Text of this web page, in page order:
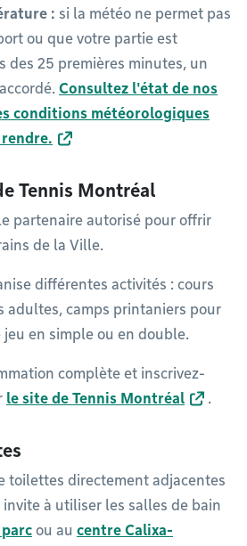
: si la météo ne permet pas
ou que votre partie est
des 25 premières minutes, un
Consultez l'état de nos
conditions météorologiques
Tennis Montréal
partenaire autorisé pour offrir
de la Ville.
différentes activités : cours
adultes, camps printaniers pour
en simple ou en double.
complète et inscrivez-
le site de Tennis Montréal .
toilettes directement adjacentes
à utiliser les salles de bain
ou au centre Calixa-